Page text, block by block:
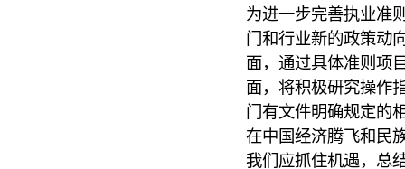
为进一步完善执业准
门和行业新的政策动
面，通过具体准则项
面，将积极研究操作
门有文件明确规定的
在中国经济腾飞和民
我们应抓住机遇，总